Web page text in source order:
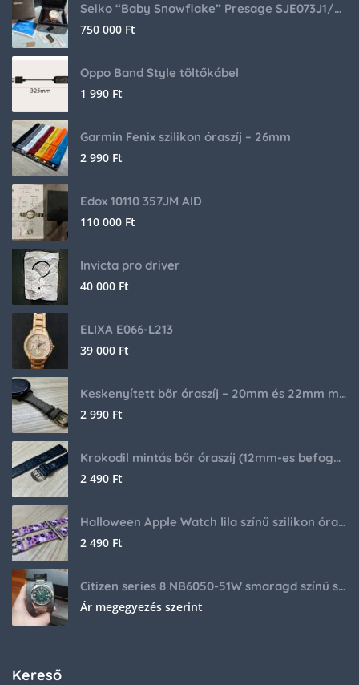
Seiko “Baby Snowflake” Presage SJE073J1/SARA015 Limited Edition
750 000 Ft
Oppo Band Style töltőkábel
1 990 Ft
Garmin Fenix szilikon óraszíj – 26mm
2 990 Ft
Edox 10110 357JM AID
110 000 Ft
Invicta pro driver
40 000 Ft
ELIXA E066-L213
39 000 Ft
Keskenyített bőr óraszíj – 20mm és 22mm méretben
2 990 Ft
Krokodil mintás bőr óraszíj (12mm-es befogóval rendelkező órához)
2 490 Ft
Halloween Apple Watch lila színű szilikon óraszíj
2 490 Ft
Citizen series 8 NB6050-51W smaragd színű számlappal
Ár megegyezés szerint
Kereső